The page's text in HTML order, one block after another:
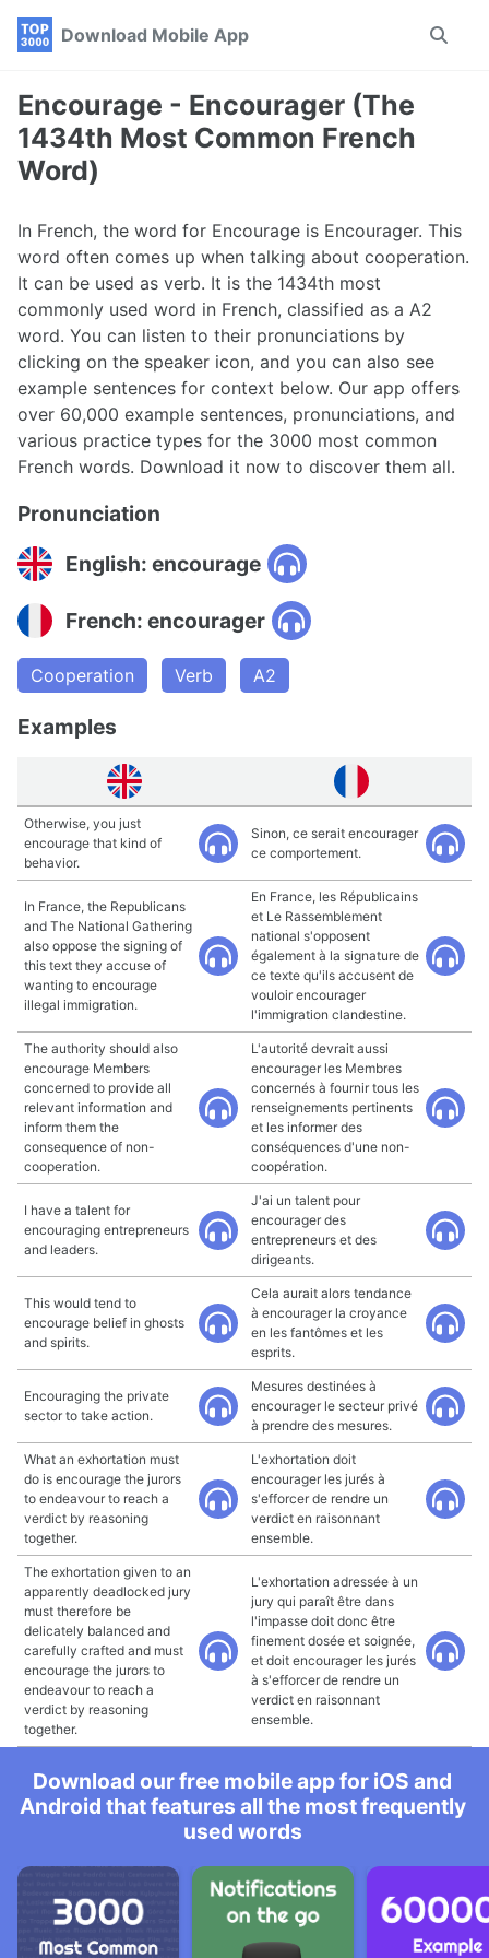
Skip
navigation
Skip
Skip
Download Mobile App
Toggle
Encourage - Encourager (The
1434th Most Common French
Word)
In French, the word for Encourage is Encourager. This
word often comes up when talking about cooperation.
It can be used as verb. It is the 1434th most
commonly used word in French, classified as a A2
word. You can listen to their pronunciations by
clicking on the speaker icon, and you can also see
example sentences for context below. Our app offers
over 60,000 example sentences, pronunciations, and
various practice types for the 3000 most common
French words. Download it now to discover them all.
Pronunciation
English: encourage
French: encourager
Cooperation Verb A2
Examples
Otherwise, you just
encourage that kind of
behavior.
Sinon, ce serait encourager
ce comportement.
In France, the Republicans
and The National Gathering
also oppose the signing of
this text they accuse of
wanting to encourage
illegal immigration.
En France, les Républicains
et Le Rassemblement
national s'opposent
également à la signature de
ce texte qu'ils accusent de
vouloir encourager
l'immigration clandestine.
The authority should also
encourage Members
concerned to provide all
relevant information and
inform them the
consequence of non-
cooperation.
L'autorité devrait aussi
encourager les Membres
concernés à fournir tous les
renseignements pertinents
et les informer des
conséquences d'une non-
coopération.
I have a talent for
encouraging entrepreneurs
and leaders.
J'ai un talent pour
encourager des
entrepreneurs et des
dirigeants.
This would tend to
encourage belief in ghosts
and spirits.
Cela aurait alors tendance
à encourager la croyance
en les fantômes et les
esprits.
Encouraging the private
sector to take action.
Mesures destinées à
encourager le secteur privé
à prendre des mesures.
What an exhortation must
do is encourage the jurors
to endeavour to reach a
verdict by reasoning
together.
L'exhortation doit
encourager les jurés à
s'efforcer de rendre un
verdict en raisonnant
ensemble.
The exhortation given to an
apparently deadlocked jury
must therefore be
delicately balanced and
carefully crafted and must
encourage the jurors to
endeavour to reach a
verdict by reasoning
together.
L'exhortation adressée à un
jury qui paraît être dans
l'impasse doit donc être
finement dosée et soignée,
et doit encourager les jurés
à s'efforcer de rendre un
verdict en raisonnant
ensemble.
Download our free mobile app for iOS and
Android that features all the most frequently
used words